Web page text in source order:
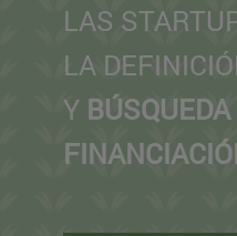
LAS
LA
Y BÚSQUEDA